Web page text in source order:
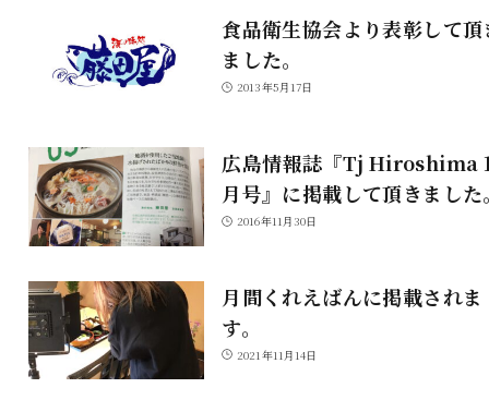
食品衛生協会より表彰して頂
ました。
2013年5月17日
広島情報誌『Tj Hiroshima
月号』に掲載して頂きました
2016年11月30日
月間くれえばんに掲載されま
す。
2021年11月14日